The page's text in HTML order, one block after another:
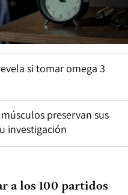
si tomar omega 3
preservan sus
investigación
a los 100 partidos